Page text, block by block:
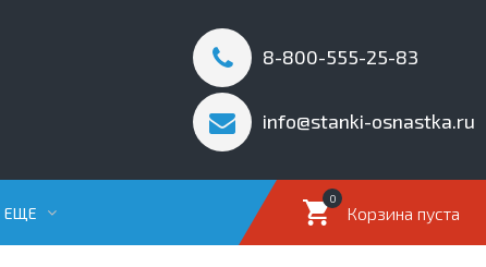
8-800-555-25-83
info@stanki-osnastka.ru
Корзина пуста
0
ЕЩЕ